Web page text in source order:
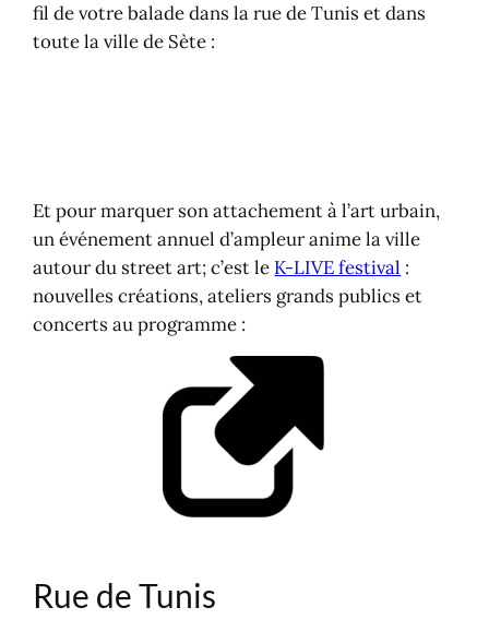
fil de votre balade dans la rue de Tunis et dans
toute la ville de Sète :
Et pour marquer son attachement à l’art urbain,
un événement annuel d’ampleur anime la ville
autour du street art; c’est le K-LIVE festival :
nouvelles créations, ateliers grands publics et
concerts au programme :
Rue de Tunis